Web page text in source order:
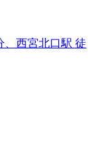
、西宮北口駅 徒